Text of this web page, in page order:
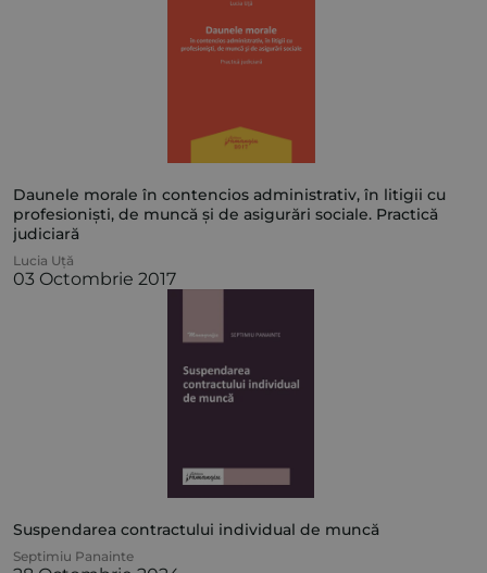
Daunele morale în contencios administrativ, în litigii cu
profesioniști, de muncă și de asigurări sociale. Practică
judiciară
Lucia Uță
03 Octombrie 2017
Suspendarea contractului individual de muncă
Septimiu Panainte